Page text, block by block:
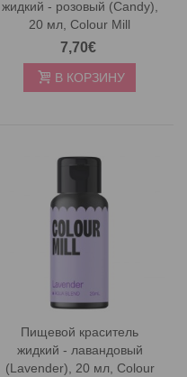
жидкий - розовый (Candy),
20 мл, Colour Mill
7,70€
В КОРЗИНУ
Пищевой краситель
жидкий - лавандовый
(Lavender), 20 мл, Colour